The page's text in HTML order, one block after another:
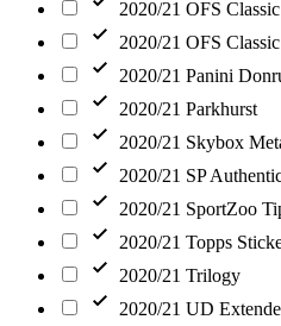
2020/21 OFS Classic
2020/21 OFS
2020/21 Panini
2020/21 Parkhurst
2020/21 Skybox
2020/21 SP
2020/21 SportZoo
2020/21 Topps
2020/21 Trilogy
2020/21 UD